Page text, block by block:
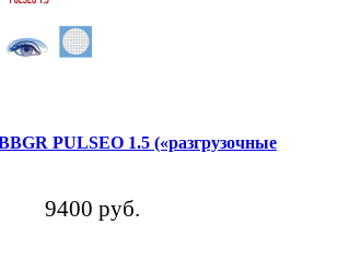
PULSEO 1.5 («разгрузочные
9400 руб.